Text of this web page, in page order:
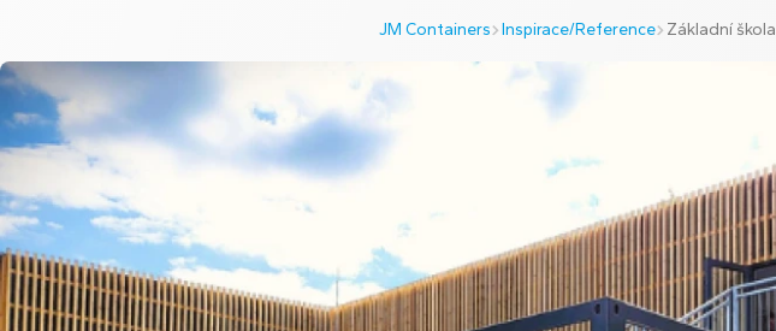
JM Containers Inspirace/Reference Základní škola